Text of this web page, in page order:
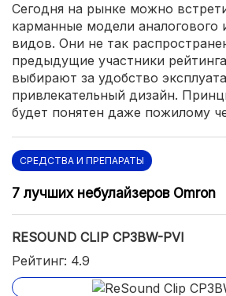
Сегодня на рынке можно
карманные модели аналогового
видов. Они не так
предыдущие участники
выбирают за удобство
привлекательный дизайн.
будет понятен даже пожилому
СРЕДСТВА И ПРЕПАРАТЫ
7 лучших небулайзеров Omron
RESOUND CLIP CP3BW-PVI
Рейтинг: 4.9